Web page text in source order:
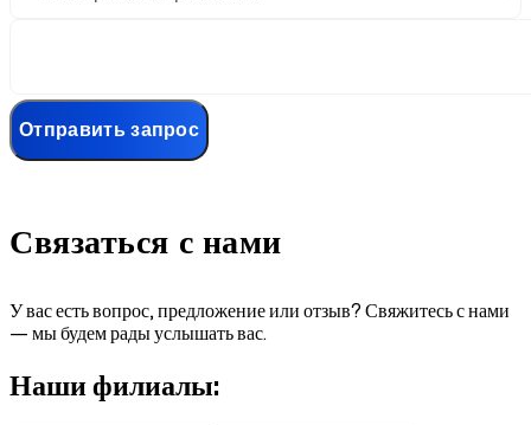
Отправить запрос
Связаться с нами
У вас есть вопрос, предложение или отзыв? Свяжитесь с нами
— мы будем рады услышать вас.
Наши филиалы: